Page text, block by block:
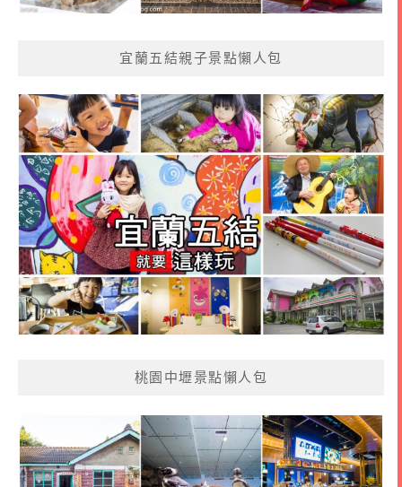
宜蘭五結親子景點懶人包
桃園中壢景點懶人包